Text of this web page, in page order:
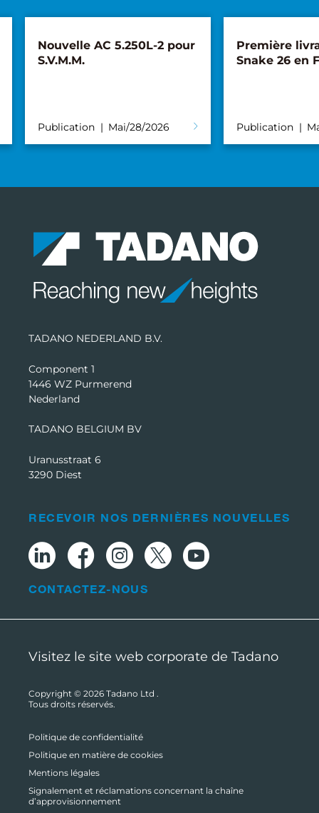
Nouvelle AC 5.250L-2 pour
S.V.M.M.
Publication Mai/28/2026
Première
Snake 26 en
Publication
TADANO NEDERLAND B.V.
Component 1
1446 WZ Purmerend
Nederland
TADANO BELGIUM BV
Uranusstraat 6
3290 Diest
RECEVOIR NOS DERNIÈRES NOUVELLES
CONTACTEZ-NOUS
Visitez le site web corporate de Tadano
Copyright © 2026 Tadano Ltd .
Tous droits réservés.
Politique de confidentialité
Politique en matière de cookies
Mentions légales
Signalement et réclamations concernant la chaîne
d’approvisionnement